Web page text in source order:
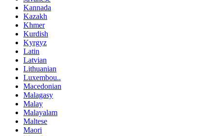
Kannada
Kazakh
Khmer
Kurdish
Kyrgyz
Latin
Latvian
Lithuanian
Luxembou..
Macedonian
Malagasy
Malay
Malayalam
Maltese
Maori